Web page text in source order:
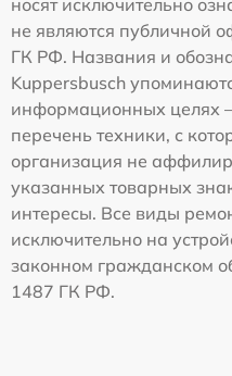
носят исключительно
не являются публичной
ГК РФ. Названия и
Kuppersbusch
информационных целях
перечень техники, с
организация не
указанных товарных
интересы. Все виды
исключительно на
законном гражданском
1487 ГК РФ.